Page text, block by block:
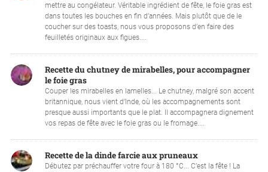
mettre au congélateur. Véritable ingrédient de fête, le foie gras est
dans toutes les bouches en fin d’années. Mais plutôt que de le
coucher sur des toasts, nous vous proposons d’en faire des
feuilletés originaux aux figues....
Recette du chutney de mirabelles, pour accompagner
le foie gras
Couper les mirabelles en lamelles... Le chutney, malgré son accent
britannique, nous vient d’Inde, où les accompagnements sont
presque aussi importants que le plat. Il accompagnera dignement
vos repas de fête avec le foie gras ou le fromage....
Recette de la dinde farcie aux pruneaux
Débutez par préchauffer votre four à 180 °C... C’est la fête ! La